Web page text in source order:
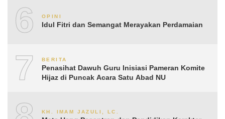
6 OPINI
Idul Fitri dan Semangat Merayakan Perdamaian
7 BERITA
Penasihat Dawuh Guru Inisiasi Pameran Komite
Hijaz di Puncak Acara Satu Abad NU
KH. IMAM JAZULI, LC.